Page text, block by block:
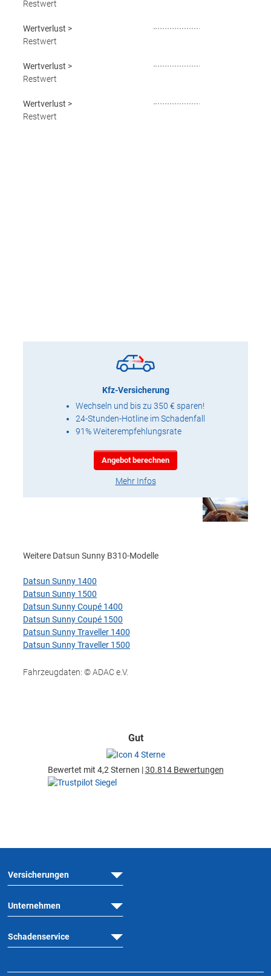
Restwert
Wertverlust >
Restwert
Wertverlust >
Restwert
Wertverlust >
Restwert
Kfz-Versicherung
Wechseln und bis zu 350 € sparen!
24-Stunden-Hotline im Schadenfall
91% Weiterempfehlungsrate
Angebot berechnen
Mehr Infos
Weitere Datsun Sunny B310-Modelle
Datsun Sunny 1400
Datsun Sunny 1500
Datsun Sunny Coupé 1400
Datsun Sunny Coupé 1500
Datsun Sunny Traveller 1400
Datsun Sunny Traveller 1500
Fahrzeugdaten: © ADAC e.V.
Gut
Bewertet mit 4,2 Sternen |30.814 Bewertungen
Versicherungen
Unternehmen
Schadenservice